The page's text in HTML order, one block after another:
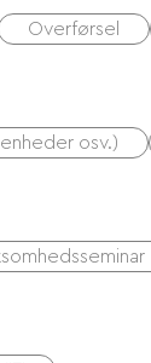
Overførsel
osv.)